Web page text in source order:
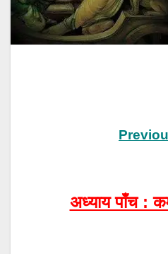
अध्याय पाँच :